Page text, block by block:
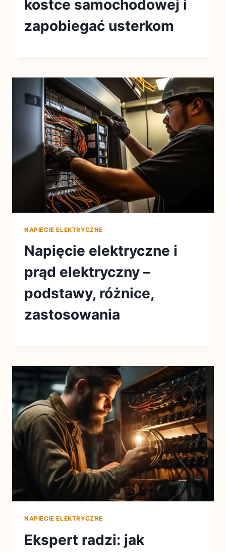
kostce samochodowej i
zapobiegać usterkom
NAPIECIE ELEKTRYCZNE
Napięcie elektryczne i
prąd elektryczny –
podstawy, różnice,
zastosowania
NAPIECIE ELEKTRYCZNE
Ekspert radzi: jak